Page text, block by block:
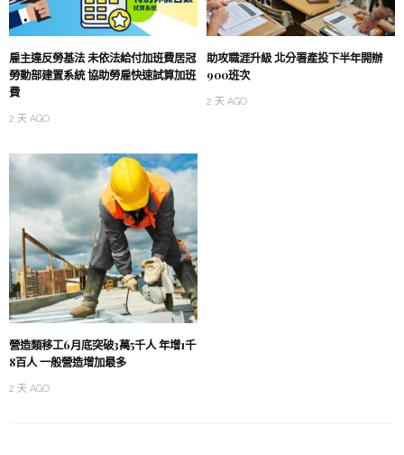
雇主違反勞基法 未依法給付加班費居冠
勞動部建置系統 協助勞雇快速試算加班
費
2 天 AGO
助攻職涯升級 北分署產投下半年開辦
900班次
2 天 AGO
營造類移工6月底突破3萬5千人 年增1千
8百人 一般營造增加最多
2 天 AGO